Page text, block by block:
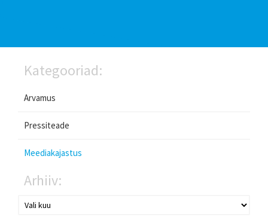
Kategooriad:
Arvamus
Pressiteade
Meediakajastus
Arhiiv: